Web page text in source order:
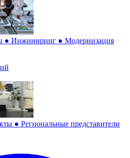
● Инжиниринг ● Модернизация
● Региональные представители